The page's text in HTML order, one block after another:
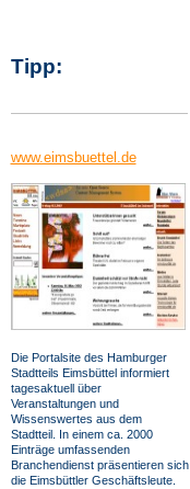
Tipp:
www.eimsbuettel.de
Die Portalsite des Hamburger
Stadtteils Eimsbüttel informiert
tagesaktuell über
Veranstaltungen und
Wissenswertes aus dem
Stadtteil. In einem ca. 2000
Einträge umfassenden
Branchendienst präsentieren sich
die Eimsbüttler Geschäftsleute.